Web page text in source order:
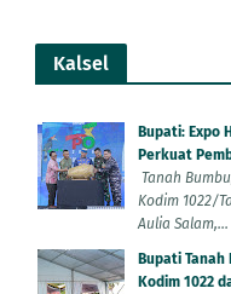
Kalsel
Bupati: Expo
Perkuat
Tanah
Kodim 1022/
Aulia Salam,...
Bupati Tanah
Kodim 1022